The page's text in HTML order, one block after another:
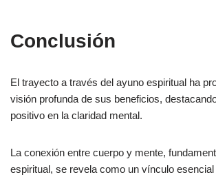
Conclusión
El trayecto a través del ayuno espiritual ha
visión profunda de sus beneficios,
positivo en la claridad mental.
La conexión entre cuerpo y mente,
espiritual, se revela como un vínculo